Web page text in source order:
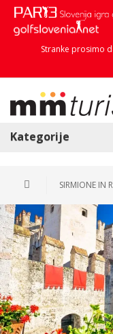
Stranke prosimo
Kategorije
SIRMIONE IN